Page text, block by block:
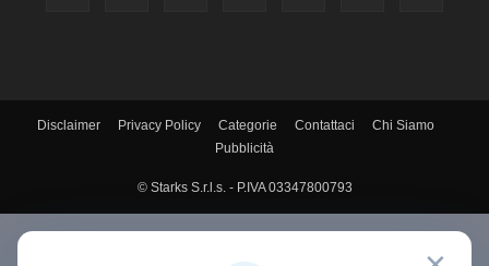
Disclaimer Privacy Policy Categorie Contattaci
Chi Siamo
Pubblicità
© Starks S.r.l.s. - P.IVA 03347800793